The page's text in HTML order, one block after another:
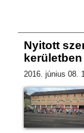
Nyitott
2016. június 08.